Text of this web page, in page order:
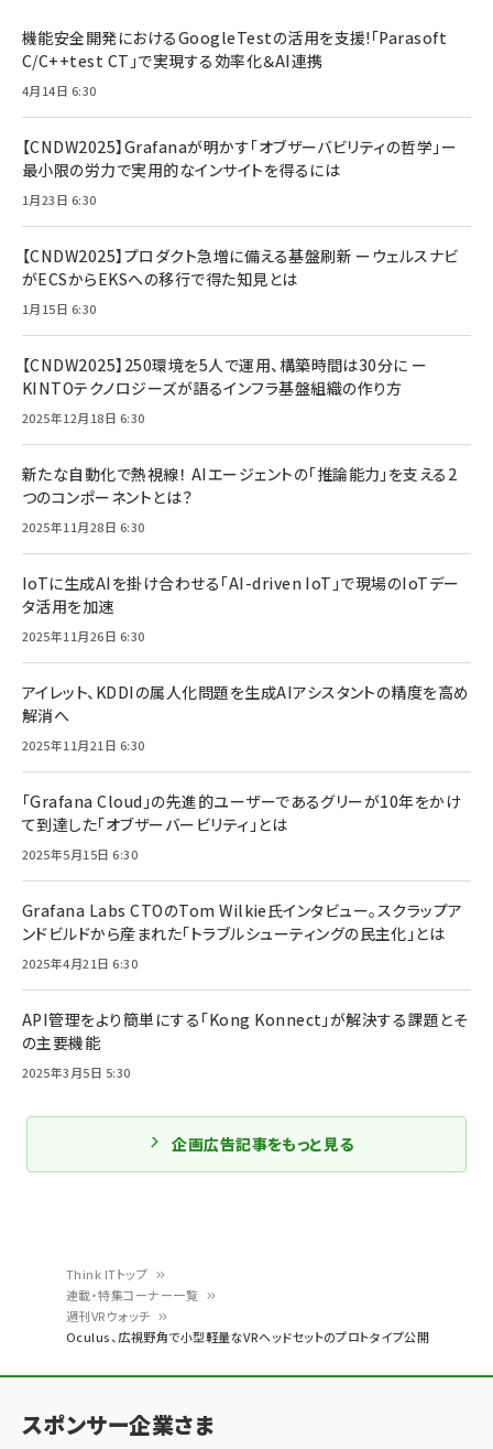
く
ず
Think ITトップ
連載・特集コーナー一覧
週刊VRウォッチ
Oculus、広視野角で小型軽量なVRヘッドセットのプロトタイプ公開
機能安全開発におけるGoogleTestの活用を支援!「Parasoft
C/C++test CT」で実現する効率化＆AI連携
4月14日 6:30
【CNDW2025】Grafanaが明かす「オブザーバビリティの哲学」ー
最小限の労力で実用的なインサイトを得るには
1月23日 6:30
【CNDW2025】プロダクト急増に備える基盤刷新 ーウェルスナビ
がECSからEKSへの移行で得た知見とは
1月15日 6:30
【CNDW2025】250環境を5人で運用、構築時間は30分に ー
KINTOテクノロジーズが語るインフラ基盤組織の作り方
2025年12月18日 6:30
新たな自動化で熱視線！ AIエージェントの「推論能力」を支える2
つのコンポーネントとは？
2025年11月28日 6:30
IoTに生成AIを掛け合わせる「AI-driven IoT」で現場のIoTデー
タ活用を加速
2025年11月26日 6:30
アイレット、KDDIの属人化問題を生成AIアシスタントの精度を高め
解消へ
2025年11月21日 6:30
「Grafana Cloud」の先進的ユーザーであるグリーが10年をかけ
て到達した「オブザーバービリティ」とは
2025年5月15日 6:30
Grafana Labs CTOのTom Wilkie氏インタビュー。スクラップア
ンドビルドから産まれた「トラブルシューティングの民主化」とは
2025年4月21日 6:30
API管理をより簡単にする「Kong Konnect」が解決する課題とそ
の主要機能
2025年3月5日 5:30
企画広告記事をもっと見る
スポンサー企業さま